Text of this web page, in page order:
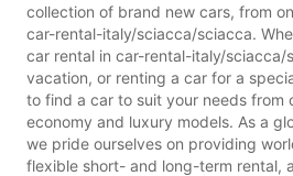
collection of brand new cars, from
car-rental-italy/sciacca/sciacca.
car rental in car-rental-italy/sciacca/
vacation, or renting a car for a
to find a car to suit your needs from
economy and luxury models. As a
we pride ourselves on providing
flexible short- and long-term rental,